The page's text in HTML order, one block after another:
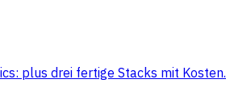
plus drei fertige Stacks mit Kosten.